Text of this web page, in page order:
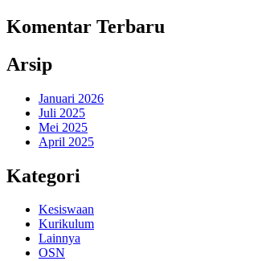
Komentar Terbaru
Arsip
Januari 2026
Juli 2025
Mei 2025
April 2025
Kategori
Kesiswaan
Kurikulum
Lainnya
OSN